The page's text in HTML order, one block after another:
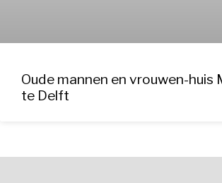
Oude mannen en vrouwen-huis
te Delft